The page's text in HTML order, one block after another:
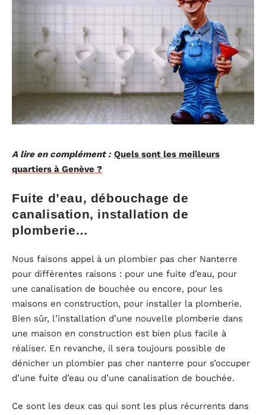
A lire en complément : Quels sont les meilleurs
quartiers à Genève ?
Fuite d’eau, débouchage de
canalisation, installation de
plomberie…
Nous faisons appel à un plombier pas cher Nanterre
pour différentes raisons : pour une fuite d’eau, pour
une canalisation de bouchée ou encore, pour les
maisons en construction, pour installer la plomberie.
Bien sûr, l’installation d’une nouvelle plomberie dans
une maison en construction est bien plus facile à
réaliser. En revanche, il sera toujours possible de
dénicher un plombier pas cher nanterre pour s’occuper
d’une fuite d’eau ou d’une canalisation de bouchée.
Ce sont les deux cas qui sont les plus récurrents dans